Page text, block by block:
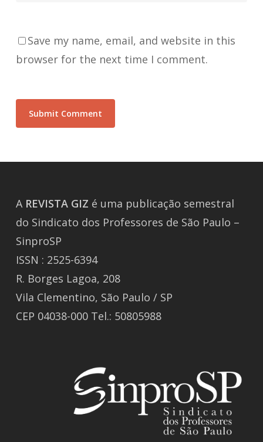
Save my name, email, and website in this
browser for the next time I comment.
A REVISTA GIZ é uma publicação semestral
do Sindicato dos Professores de São Paulo –
SinproSP
ISSN : 2525-6394
R. Borges Lagoa, 208
Vila Clementino, São Paulo / SP
CEP 04038-000 Tel.: 50805988